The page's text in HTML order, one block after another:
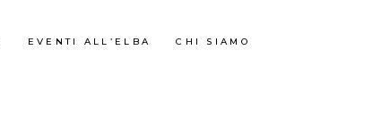
EVENTI ALL’ELBA CHI SIAMO